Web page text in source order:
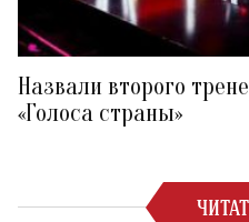
Назвали второго
«Голоса страны»